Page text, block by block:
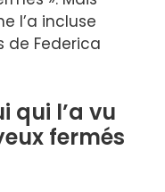
l’a incluse
de Federica
qui l’a vu
fermés